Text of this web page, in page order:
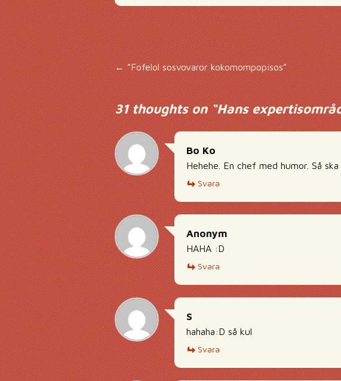
Inläggsnavigering
← ”Fofelol sosvovaror kokomompopisos”
31 thoughts on “Hans
Bo Ko
Hehehe. En chef med humor. Så
Svara
Anonym
HAHA :D
Svara
S
hahaha:D så kul
Svara